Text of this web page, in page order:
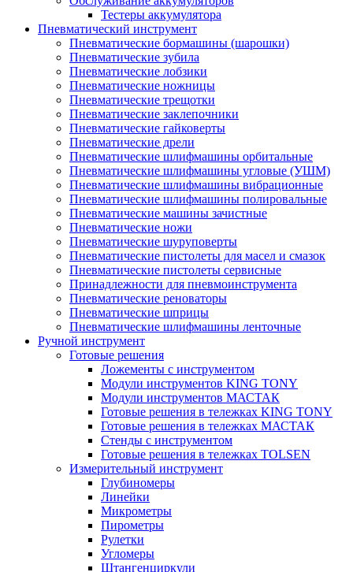
Тестеры аккумулятора
Пневматический инструмент
Пневматические бормашины (шарошки)
Пневматические зубила
Пневматические лобзики
Пневматические ножницы
Пневматические трещотки
Пневматические заклепочники
Пневматические гайковерты
Пневматические дрели
Пневматические шлифмашины орбитальные
Пневматические шлифмашины угловые (УШМ)
Пневматические шлифмашины вибрационные
Пневматические шлифмашины полировальные
Пневматические машины зачистные
Пневматические ножи
Пневматические шуруповерты
Пневматические пистолеты для масел и смазок
Пневматические пистолеты сервисные
Принадлежности для пневмоинструмента
Пневматические реноваторы
Пневматические шприцы
Пневматические шлифмашины ленточные
Ручной инструмент
Готовые решения
Ложементы с инструментом
Модули инструментов KING TONY
Модули инструментов МАСТАК
Готовые решения в тележках KING TONY
Готовые решения в тележках МАСТАК
Стенды с инструментом
Готовые решения в тележках TOLSEN
Измерительный инструмент
Глубиномеры
Линейки
Микрометры
Пирометры
Рулетки
Угломеры
Штангенциркули